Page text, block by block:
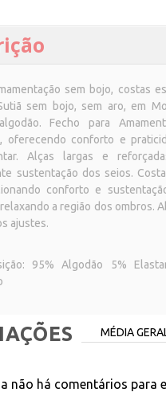
sem bojo, costas
sem bojo, sem aro, em
Fecho para
oferecendo conforto e
Alças largas e
sustentação dos seios.
conforto e
a região dos ombros.
ajustes.
95% Algodão 5%
MÉDIA
não há comentários para